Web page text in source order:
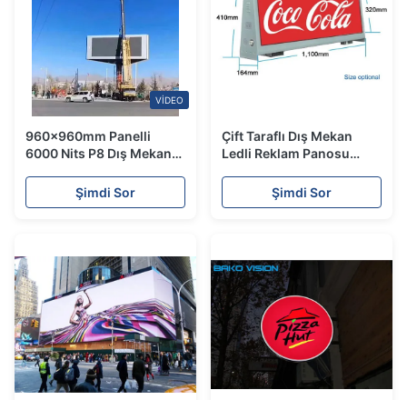
VIDEO
960x960mm Panelli
6000 Nits P8 Dış Mekan
Şimdi Sor
Çift Taraflı Dış Mekan
Ledli Reklam Panosu
Taksi Reklam
Görüntüleme
Şimdi Sor